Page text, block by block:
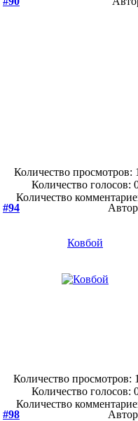
Количество просмотров:
Количество голосов:
Количество
#94
Ковбой
Количество просмотров:
Количество голосов:
Количество
#98